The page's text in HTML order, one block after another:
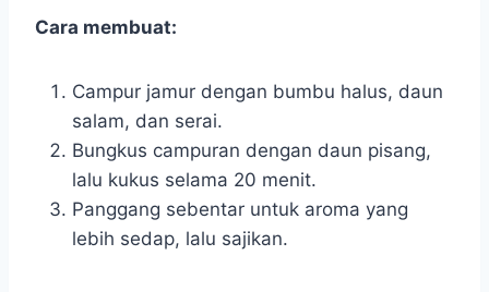
Cara membuat:
Campur jamur dengan bumbu halus, daun
salam, dan serai.
Bungkus campuran dengan daun pisang,
lalu kukus selama 20 menit.
Panggang sebentar untuk aroma yang
lebih sedap, lalu sajikan.